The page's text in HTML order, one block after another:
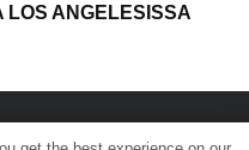
LOS ANGELESISSA